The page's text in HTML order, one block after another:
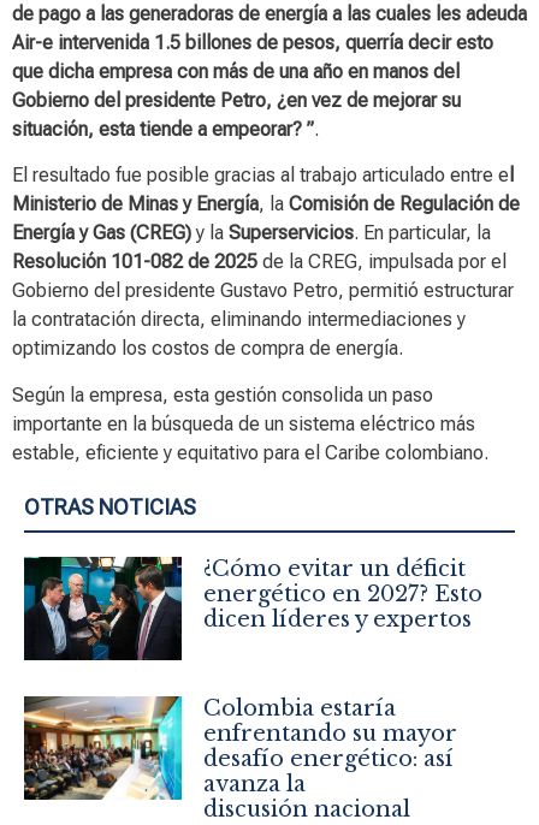
de pago a las generadoras de energía a las cuales les adeuda
Air-e intervenida 1.5 billones de pesos, querría decir esto
que dicha empresa con más de una año en manos del
Gobierno del presidente Petro, ¿en vez de mejorar su
situación, esta tiende a empeorar? ”.
El resultado fue posible gracias al trabajo articulado entre e
Ministerio de Minas y Energía, la Comisión de Regulación de
Energía y Gas (CREG)y la Superservicios. En particular, la
Resolución 101-082 de 2025 de la CREG, impulsada por el
Gobierno del presidente Gustavo Petro, permitió estructurar
la contratación directa, eliminando intermediaciones y
optimizando los costos de compra de energía.
Según la empresa, esta gestión consolida un paso
importante en la búsqueda de un sistema eléctrico más
estable, eficiente y equitativo para el Caribe colombiano.
OTRAS NOTICIAS
¿Cómo evitar un déficit
energético en 2027? Esto
dicen líderes y expertos
Colombia estaría
enfrentando su mayor
desafío energético: así
avanza la
discusión nacional